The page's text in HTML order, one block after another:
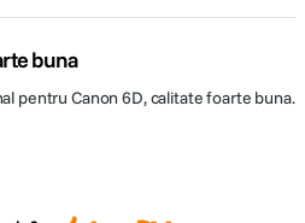
buna
pentru Canon 6D, calitate foarte buna.